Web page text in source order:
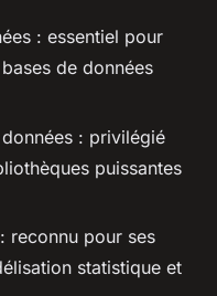
: essentiel pour
de données
: privilégié
puissantes
reconnu pour ses
statistique et